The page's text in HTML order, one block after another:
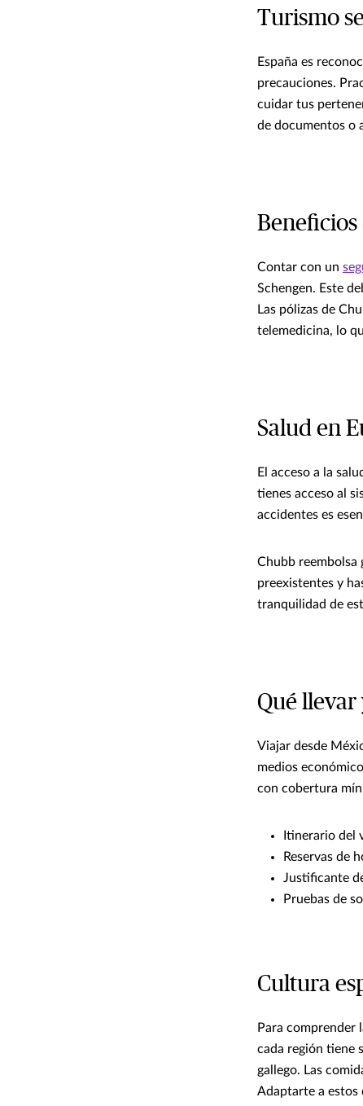
Turismo
España es
precauciones.
cuidar tus
de documentos o
Contar con un
Schengen. Este
Las pólizas de
telemedicina, lo
Salud en
El acceso a la
tienes acceso al
accidentes es
Chubb reembolsa
preexistentes y
tranquilidad de
Qué
Viajar desde
medios
con cobertura
Itinerario del
Reservas de
Justificante
Pruebas de
Cultura
Para comprender
cada región tiene
gallego. Las
Adaptarte a estos